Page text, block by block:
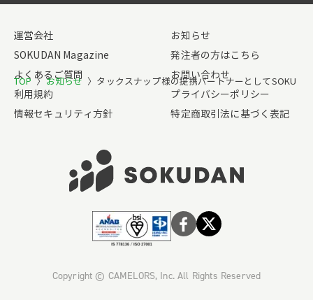
TOP 〉 お知らせ 〉 タックスナップ様の提携パートナーとして
運営会社
お知らせ
SOKUDAN Magazine
発注者の方はこちら
よくあるご質問
お問い合わせ
利用規約
プライバシーポリシー
情報セキュリティ方針
特定商取引法に基づく表記
Copyright © CAMELORS, Inc. All Rights Reserved